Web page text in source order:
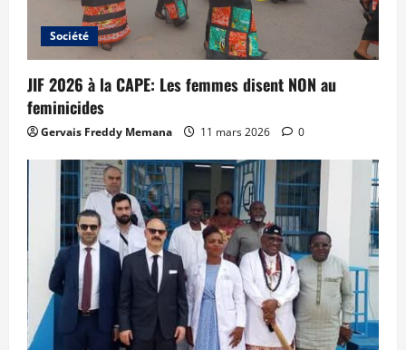
Société
JIF 2026 à la CAPE: Les femmes disent NON au
feminicides
Gervais Freddy Memana 11 mars 2026 0